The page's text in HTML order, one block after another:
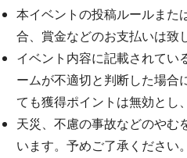
本イベントの投稿ルールまた
合、賞金などのお支払いは致
イベント内容に記載されて
ームが不適切と判断した場合
ても獲得ポイントは無効とし
天災、不慮の事故などのやむ
います。予めご了承ください。